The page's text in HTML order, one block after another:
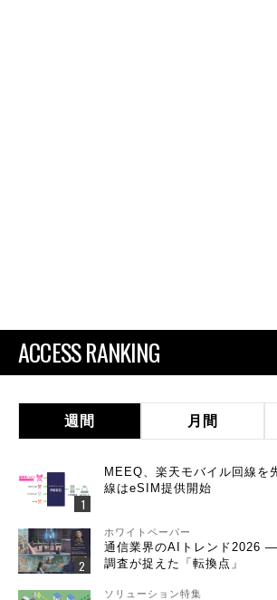
ACCESS RANKING
週間 月間
MEEQ、楽天モバイル回線
線はeSIM提供開始
ホワイトペーパー
通信業界のAIトレンド2026
調査が捉えた「転換点」
ソリューション特集